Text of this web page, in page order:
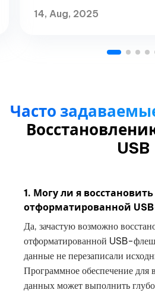
14, Aug, 2025
Часто
USB
1. Могу ли я
отформатированной
Да, зачастую возможно
отформатированной USB-
данные не перезаписали
Программное обеспечение для
данных может выполнить